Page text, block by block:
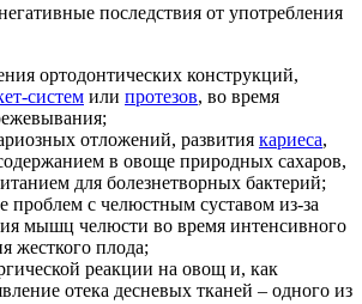
последствия от употребления
ортодонтических конструкций,
систем или протезов, во время
отложений, развития кариеса,
в овоще природных сахаров,
для болезнетворных бактерий;
проблем с челюстным суставом из-за
мышц челюсти во время интенсивного
жесткого плода;
реакции на овощ и, как
отека десневых тканей – одного из